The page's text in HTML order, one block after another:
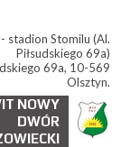
stadion Stomilu (Al.
Piłsudskiego 69a)
69a, 10-569
Olsztyn.
NOWY
DWÓR